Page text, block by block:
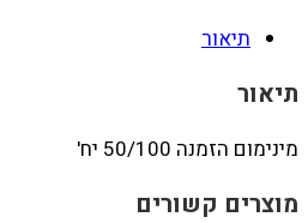
תיאור
תיאור
מינימום הזמנה 50/100 יח'
מוצרים קשורים